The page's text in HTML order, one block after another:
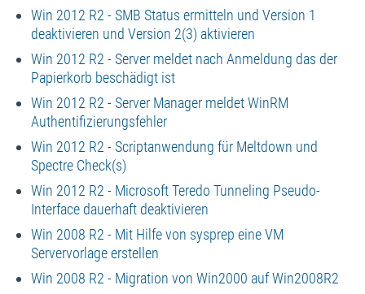
Win 2012 R2 - SMB Status ermitteln und Version 1
deaktivieren und Version 2(3) aktivieren
Win 2012 R2 - Server meldet nach Anmeldung das der
Papierkorb beschädigt ist
Win 2012 R2 - Server Manager meldet WinRM
Authentifizierungsfehler
Win 2012 R2 - Scriptanwendung für Meltdown und
Spectre Check(s)
Win 2012 R2 - Microsoft Teredo Tunneling Pseudo-
Interface dauerhaft deaktivieren
Win 2008 R2 - Mit Hilfe von sysprep eine VM
Servervorlage erstellen
Win 2008 R2 - Migration von Win2000 auf Win2008R2